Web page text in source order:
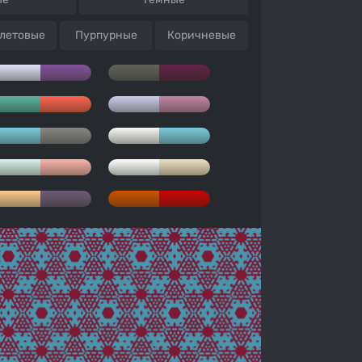
Пурпурные Коричневые